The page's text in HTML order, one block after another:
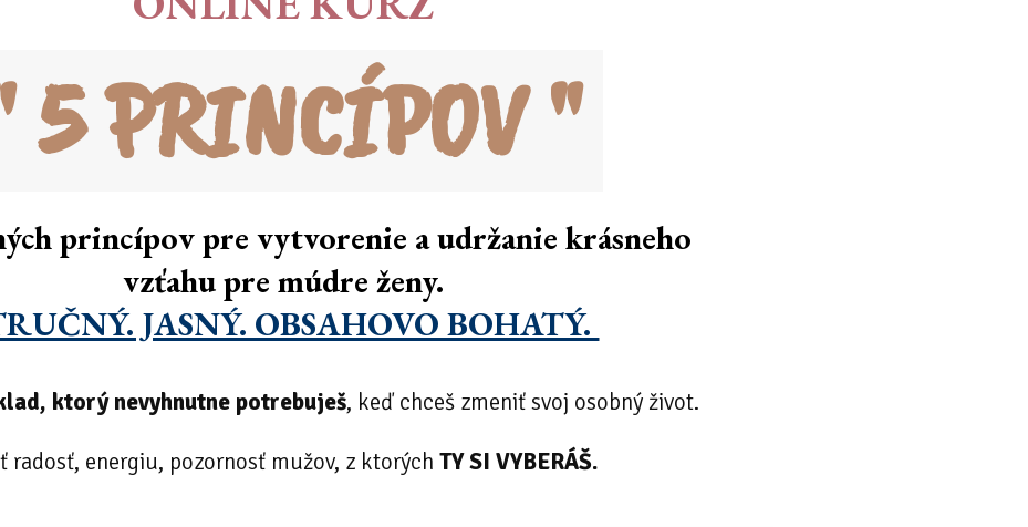
5 PRINCÍPOV "
princípov pre vytvorenie a udržanie krásneho
vzťahu pre múdre ženy.
JASNÝ. OBSAHOVO BOHATÝ.
ktorý nevyhnutne potrebuješ, keď chceš zmeniť svoj osobný život.
radosť, energiu, pozornosť mužov, z ktorých TY SI VYBERÁŠ.